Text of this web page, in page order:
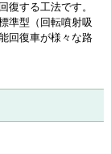
復する工法です。
準型（回転噴射吸
回復車が様々な路